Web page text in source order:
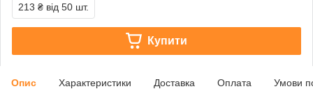
213 ₴ від 50 шт.
Купити
Опис Характеристики Доставка Оплата Умови